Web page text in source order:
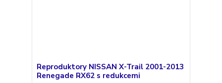
Reproduktory NISSAN X-Trail 2001-2013
Renegade RX62 s redukcemi